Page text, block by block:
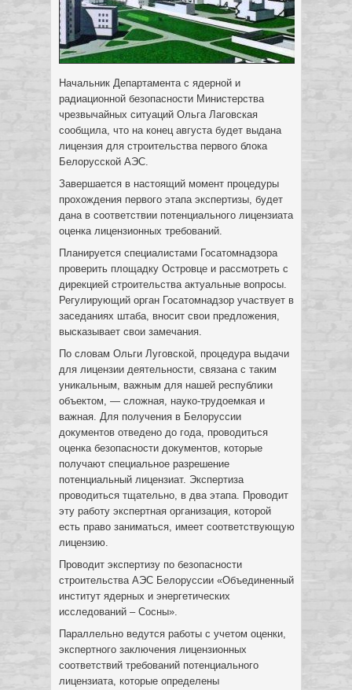
Начальник Департамента с ядерной и
радиационной безопасности Министерства
чрезвычайных ситуаций Ольга Лаговская
сообщила, что на конец августа будет выдана
лицензия для строительства первого блока
Белорусской АЭС.
Завершается в настоящий момент процедуры
прохождения первого этапа экспертизы, будет
дана в соответствии потенциального лицензиата
оценка лицензионных требований.
Планируется специалистами Госатомнадзора
проверить площадку Островце и рассмотреть с
дирекцией строительства актуальные вопросы.
Регулирующий орган Госатомнадзор участвует в
заседаниях штаба, вносит свои предложения,
высказывает свои замечания.
По словам Ольги Луговской, процедура выдачи
для лицензии деятельности, связана с таким
уникальным, важным для нашей республики
объектом, — сложная, науко-трудоемкая и
важная. Для получения в Белоруссии
документов отведено до года, проводиться
оценка безопасности документов, которые
получают специальное разрешение
потенциальный лицензиат. Экспертиза
проводиться тщательно, в два этапа. Проводит
эту работу экспертная организация, которой
есть право заниматься, имеет соответствующую
лицензию.
Проводит экспертизу по безопасности
строительства АЭС Белоруссии «Объединенный
институт ядерных и энергетических
исследований – Сосны».
Параллельно ведутся работы с учетом оценки,
экспертного заключения лицензионных
соответствий требований потенциального
лицензиата, которые определены